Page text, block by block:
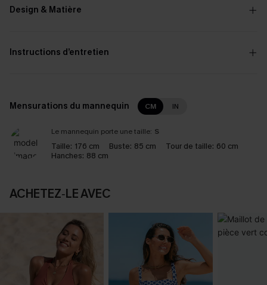
Design & Matière
Instructions d’entretien
Mensurations du mannequin CM IN
Le mannequin porte une taille: S
Taille: 176 cm Buste: 85 cm Tour de taille: 60 cm
Hanches: 88 cm
ACHETEZ‑LE AVEC